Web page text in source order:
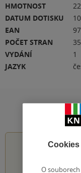
HMOTNOST
DATUM DOTISKU
EAN
POČET STRAN
VYDÁNÍ
1
JAZYK
O